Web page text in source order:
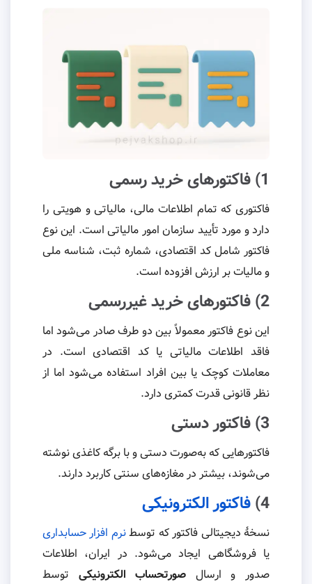
1) فاکتورهای خرید رسمی
فاکتوری که تمام اطلاعات مالی، مالیاتی و هویتی را
دارد و مورد تأیید سازمان امور مالیاتی است. این نوع
فاکتور شامل کد اقتصادی، شماره ثبت، شناسه ملی
و مالیات بر ارزش افزوده است.
2) فاکتورهای خرید غیررسمی
این نوع فاکتور معمولاً بین دو طرف صادر می‌شود اما
فاقد اطلاعات مالیاتی یا کد اقتصادی است. در
معاملات کوچک یا بین افراد استفاده می‌شود اما از
نظر قانونی قدرت کمتری دارد.
3) فاکتور دستی
فاکتورهایی که به‌صورت دستی و با برگه کاغذی نوشته
می‌شوند، بیشتر در مغازه‌های سنتی کاربرد دارند.
4) فاکتور الکترونیکی
نسخهٔ دیجیتالی فاکتور که توسطنرم افزار حسابداری
یا فروشگاهی ایجاد می‌شود. در ایران، اطلاعات
صدور و ارسال صورتحساب الکترونیکی توسط